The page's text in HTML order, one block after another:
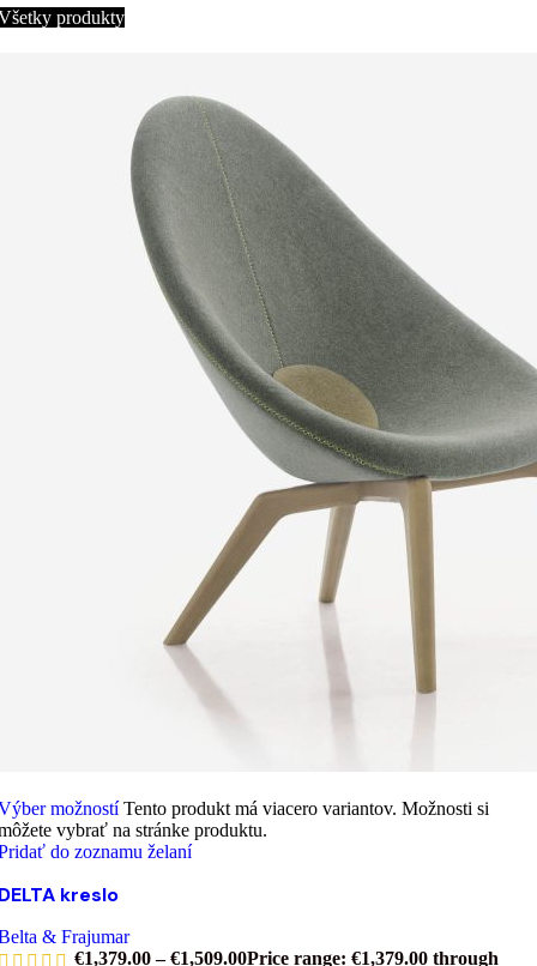
produkty
možností Tento produkt má viacero variantov. Možnosti si
vybrať na stránke produktu.
do zoznamu želaní
kreslo
& Frajumar
€1,379.00 – €1,509.00Price range: €1,379.00 through